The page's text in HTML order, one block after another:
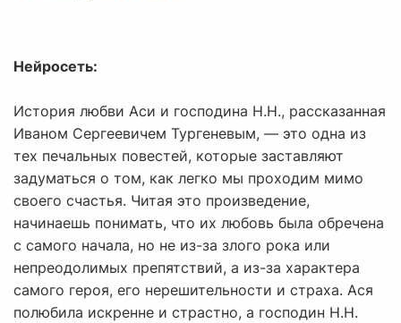
Нейросеть:
История любви Аси и господина Н.Н., рассказанная
Иваном Сергеевичем Тургеневым, — это одна из
тех печальных повестей, которые заставляют
задуматься о том, как легко мы проходим мимо
своего счастья. Читая это произведение,
начинаешь понимать, что их любовь была обречена
с самого начала, но не из-за злого рока или
непреодолимых препятствий, а из-за характера
самого героя, его нерешительности и страха. Ася
полюбила искренне и страстно, а господин Н.Н.